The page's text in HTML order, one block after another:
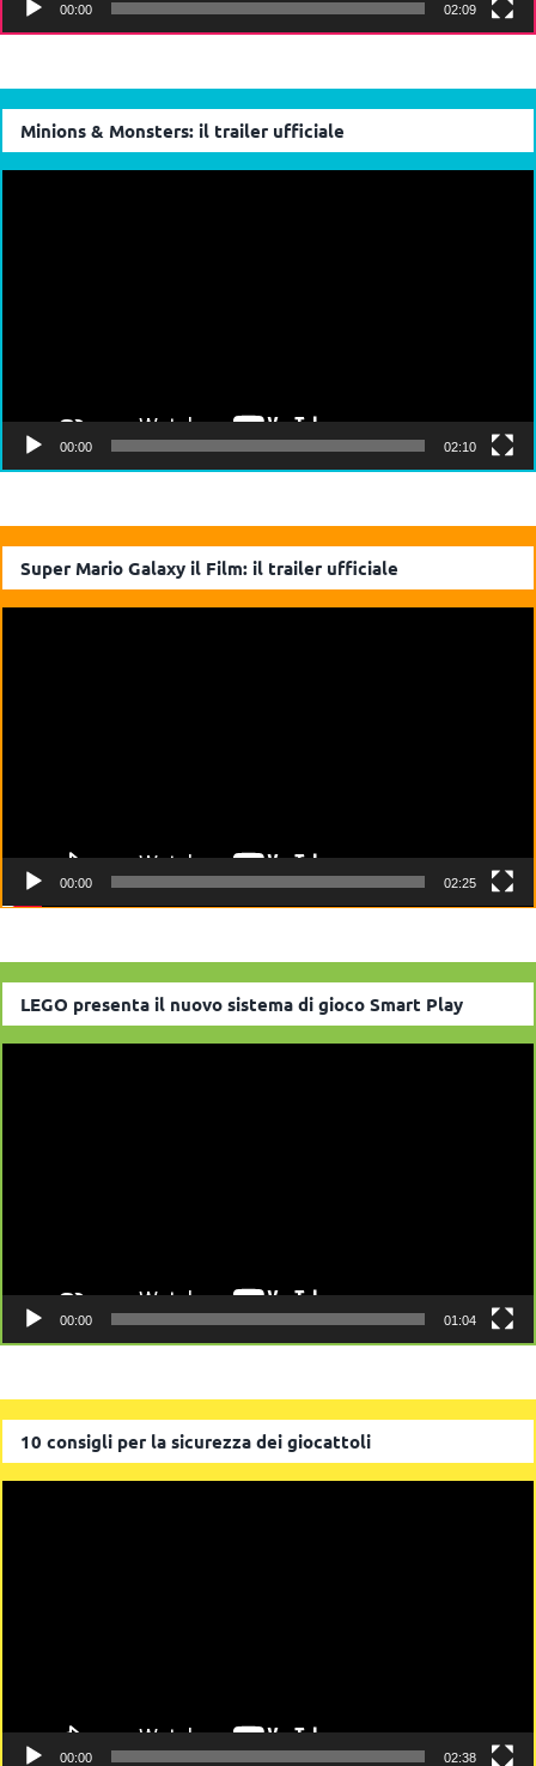
00:00 02:09
Minions & Monsters: il trailer ufficiale
00:00 02:10
Super Mario Galaxy il Film: il trailer ufficiale
00:00 02:25
LEGO presenta il nuovo sistema di gioco Smart Play
00:00 01:04
10 consigli per la sicurezza dei giocattoli
00:00 02:38